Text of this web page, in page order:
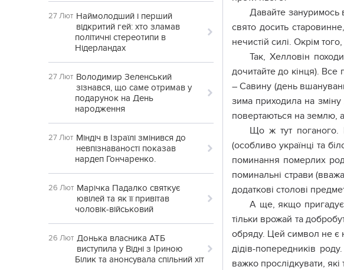
27 Лют Наймолодший і перший
відкритий гей: хто зламав
політичні стереотипи в
Нідерландах
27 Лют Володимир Зеленський
зізнався, що саме отримав у
подарунок на День
народження
27 Лют Міндіч в Ізраїлі змінився до
невпізнаваності показав
нардеп Гончаренко.
26 Лют Марічка Падалко святкує
ювілей та як її привітав
чоловік-військовий
26 Лют Донька власника АТБ
виступила у Відні з Іриною
Білик та анонсувала спільний хіт
Давайте зануримось
свято досить
нечистій силі. Окрім
Так, Хелловін
дочитайте до кінця). Все
– Савину (день
зима приходила на
повертаються на землю,
Що ж тут поганого.
(особливо українці та
поминання померлих
поминальні страви
додаткові столові
А ще, якщо
тільки врожай та
обряду. Цей символ не є
дідів-попередників
важко прослідкувати,